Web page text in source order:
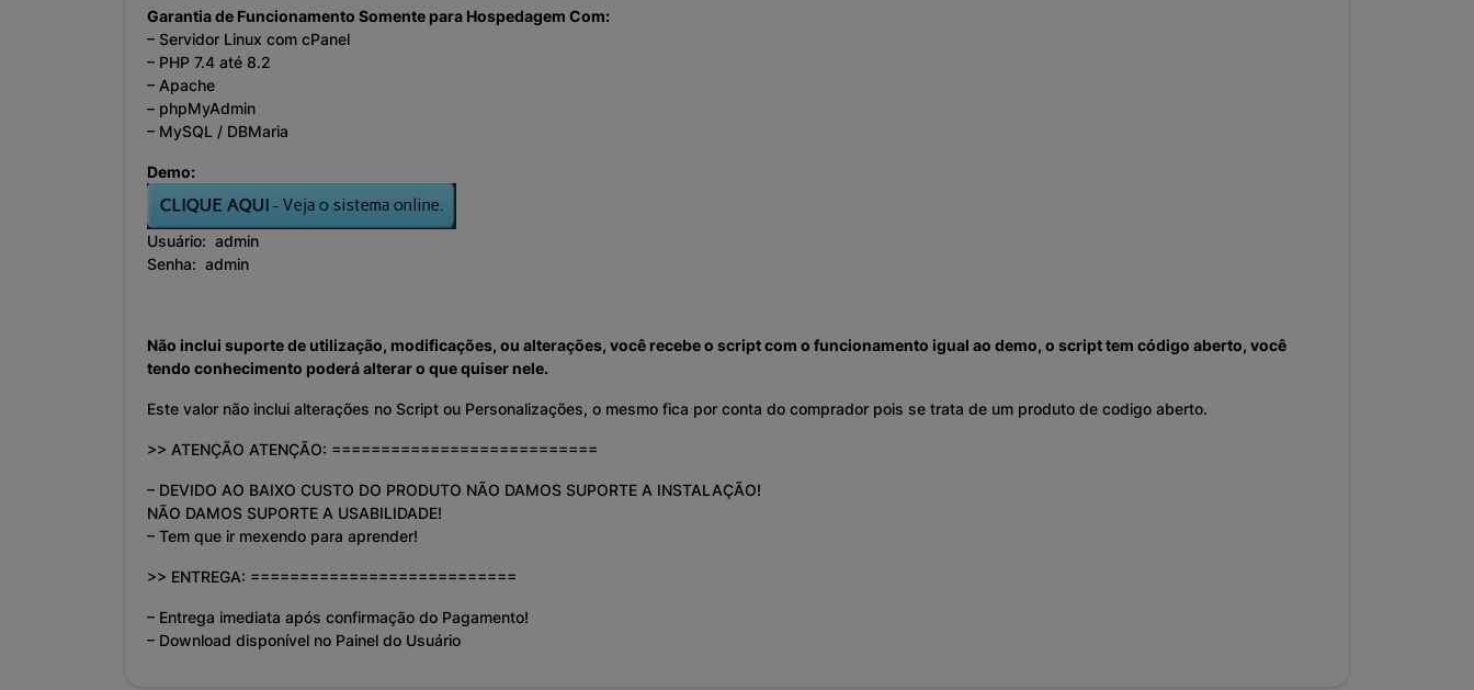
Garantia de Funcionamento Somente para Hospedagem Com:
– Servidor Linux com cPanel
– PHP 7.4 até 8.2
– Apache
– phpMyAdmin
– MySQL / DBMaria
Demo:
Usuário: admin
Senha: admin
Não inclui suporte de utilização, modificações, ou alterações, você recebe o script com o funcionamento igual ao demo, o script tem código aberto, você
tendo conhecimento poderá alterar o que quiser nele.
Este valor não inclui alterações no Script ou Personalizações, o mesmo fica por conta do comprador pois se trata de um produto de codigo aberto.
>> ATENÇÃO ATENÇÃO: ===========================
– DEVIDO AO BAIXO CUSTO DO PRODUTO NÃO DAMOS SUPORTE A INSTALAÇÃO!
NÃO DAMOS SUPORTE A USABILIDADE!
– Tem que ir mexendo para aprender!
>> ENTREGA: ===========================
– Entrega imediata após confirmação do Pagamento!
– Download disponível no Painel do Usuário